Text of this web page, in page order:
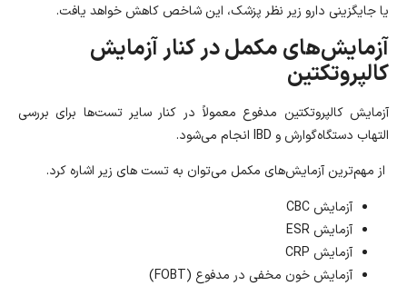
یا جایگزینی دارو زیر نظر پزشک، این شاخص کاهش خواهد یافت.
آزمایش‌های مکمل در کنار آزمایش
کالپروتکتین
آزمایش کالپروتکتین مدفوع معمولاً در کنار سایر تست‌ها برای بررسی
التهاب دستگاه‌گوارش و IBD انجام می‌شود.
از مهم‌ترین آزمایش‌های مکمل می‌توان به تست های زیر اشاره کرد.
آزمایش CBC
آزمایش ESR
آزمایش CRP
آزمایش خون مخفی در مدفوع (FOBT)